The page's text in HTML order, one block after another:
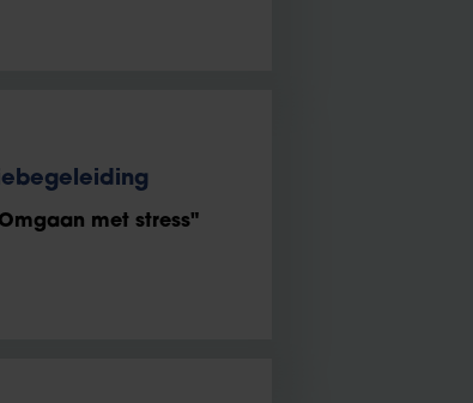
met stress"